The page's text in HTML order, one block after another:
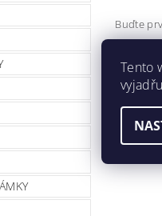
Buďte
Buďte
Tento